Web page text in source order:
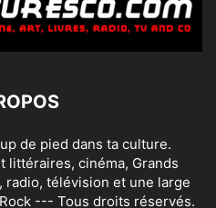
de pied dans ta culture.
littéraires, cinéma, Grands
radio, télévision et une large
--- Tous droits réservés.